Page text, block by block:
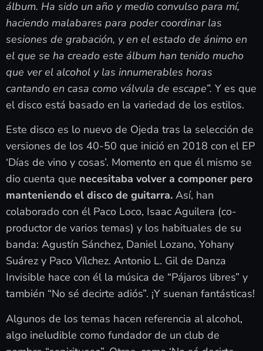
álbum. Ha sido un año y medio convulso para mí,
haciendo malabares para poder coordinar las
sesiones de grabación, y en el estado de ánimo en
el que se ha creado este álbum han tenido mucho
que ver el alcohol y las innumerables horas
cantando en casa como válvula de escape”. Y es que
el disco está basado en la variedad de los estilos.
Este disco es lo nuevo de Ojeda tras la selección de
versiones de los 40-50 que inició en 2018 con el EP
‘Días de vino y cosas’. Momento en que él mismo se
dio cuenta que necesitaba volver a componer pero
manteniendo el disco de guitarra. Así, han
colaborado con él Paco Loco, Isaac Aguilera (co-
productor de varios temas) y los habituales de su
banda: Agustín Sánchez, Daniel Lozano, Yohany
Suárez y Paco Vílchez. Antonio L. Gil de Danza
Invisible hace con él la música de “Pájaros libres” y
también “No sé decirte adiós”. ¡Y suenan fantásticas!
Algunos de los temas hacen referencia al alcohol,
algo ineludible como fundador de un club de